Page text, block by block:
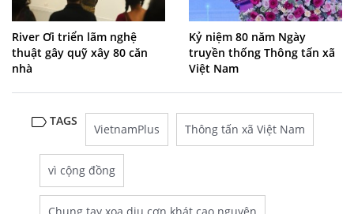
River Ơi triển lãm nghệ
thuật gây quỹ xây 80 căn
nhà
Kỷ niệm 80 năm Ngày
truyền thống Thông tấn xã
Việt Nam
TAGS
VietnamPlus Thông tấn xã Việt Nam
vì cộng đồng